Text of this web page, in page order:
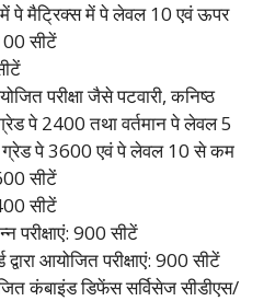
में पे मैट्रिक्स में पे लेवल 10 एवं ऊपर
सीटें
परीक्षा जैसे पटवारी, कनिष्ठ
पे 2400 तथा वर्तमान पे लेवल 5
ग्रेड पे 3600 एवं पे लेवल 10 से कम
सीटें
सीटें
परीक्षाएं: 900 सीटें
आयोजित परीक्षाएं: 900 सीटें
कंबाइंड डिफेंस सर्विसेज सीडीएस/